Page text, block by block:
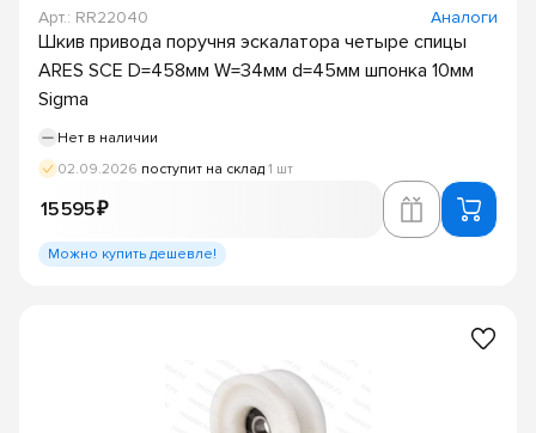
Арт.: RR22040 Аналоги
Шкив привода поручня эскалатора четыре спицы
ARES SCE D=458мм W=34мм d=45мм шпонка 10мм
Sigma
Нет в наличии
02.09.2026 поступит на склад 1 шт
15 595 ₽
Можно купить дешевле!